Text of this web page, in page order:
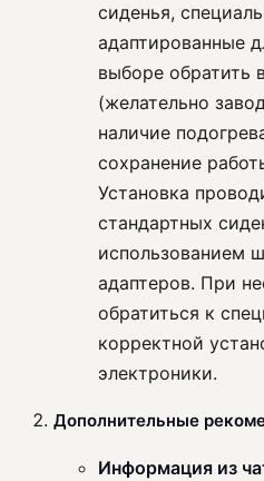
сиденья,
адаптированные
выборе обратить
(желательно
наличие
сохранение
Установка
стандартных
использованием
адаптеров. При
обратиться к
корректной
электроники.
Дополнительные
Информация из